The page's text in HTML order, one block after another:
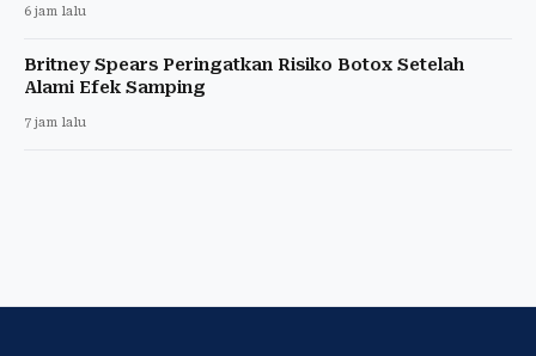
6 jam lalu
Britney Spears Peringatkan Risiko Botox Setelah
Alami Efek Samping
7 jam lalu